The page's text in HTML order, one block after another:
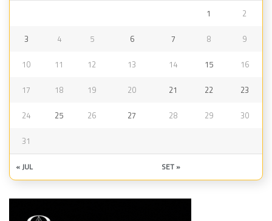
1 2
3 4 5 6 7 8 9
10 11 12 13 14 15 16
17 18 19 20 21 22 23
24 25 26 27 28 29 30
31
« JUL SET »